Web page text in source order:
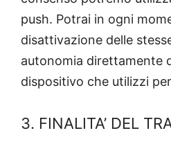
push. Potrai in ogni
disattivazione delle
autonomia direttamente
dispositivo che utilizzi
3. FINALITA’ DEL